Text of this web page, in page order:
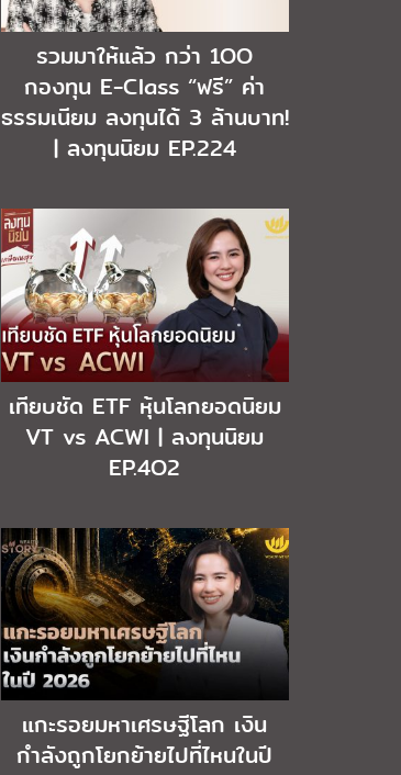
รวมมาให้แล้ว กว่า 1OO
กองทุน E-Class “ฟรี” ค่า
ธรรมเนียม ลงทุนได้ 3 ล้านบาท!
| ลงทุนนิยม EP.224
เทียบชัด ETF หุ้นโลกยอดนิยม
VT vs ACWI | ลงทุนนิยม
EP.4O2
แกะรอยมหาเศรษฐีโลก เงิน
กำลังถูกโยกย้ายไปที่ไหนในปี